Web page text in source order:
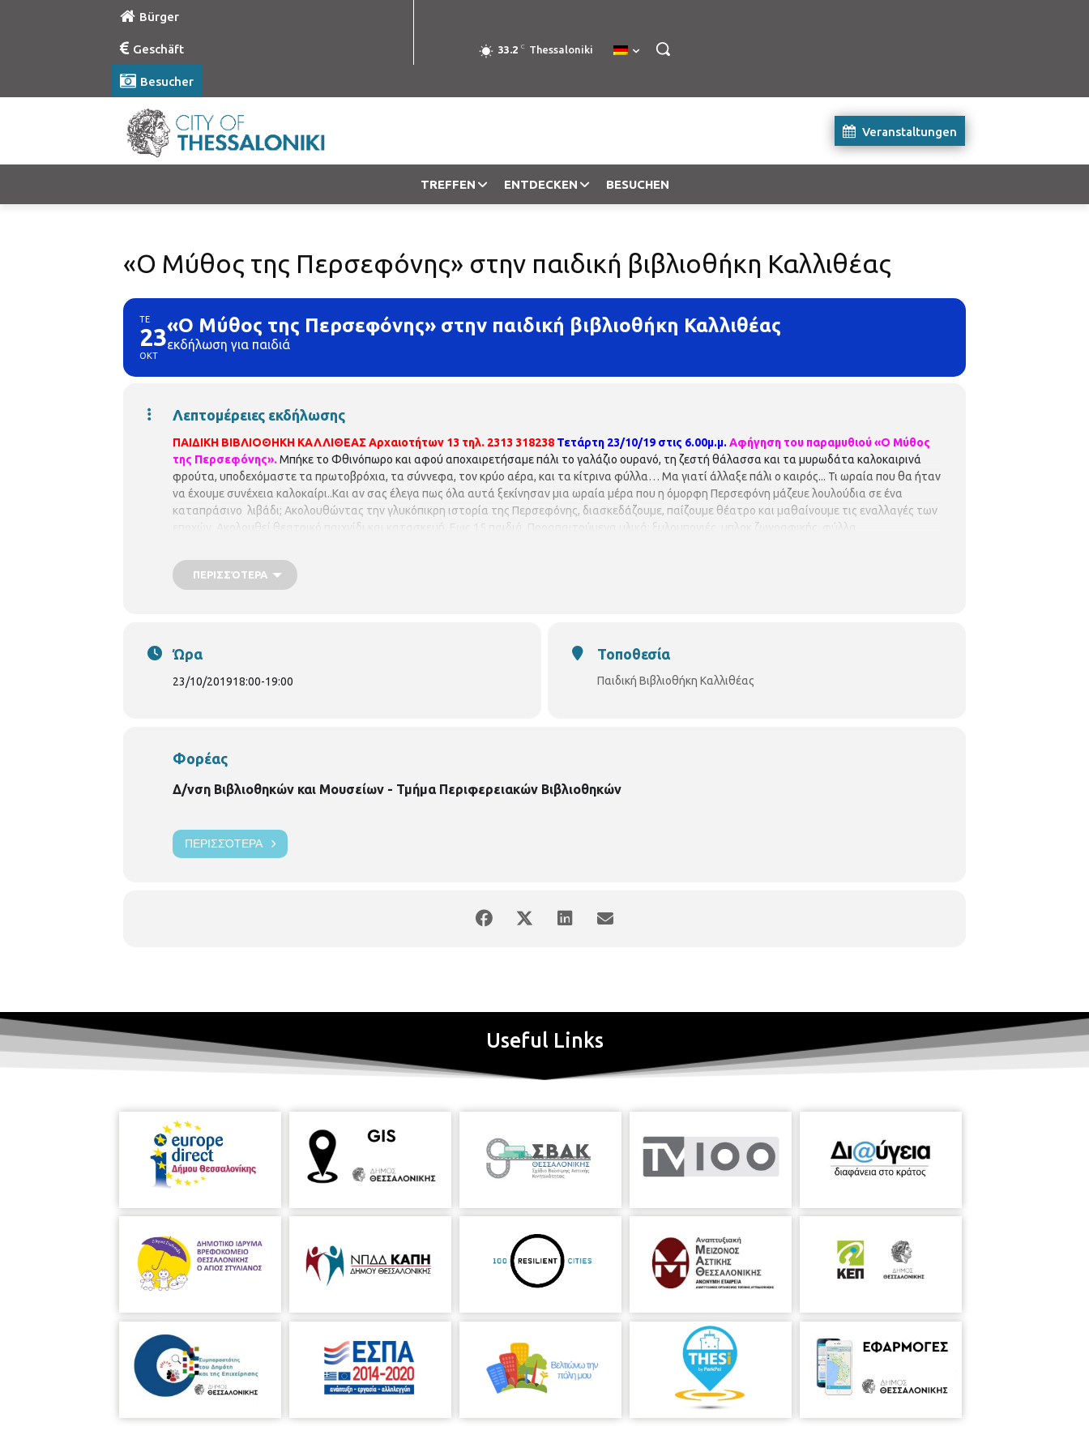
Bürger
Geschäft
Besucher
33.2 C Thessaloniki
Veranstaltungen
TREFFEN ENTDECKEN BESUCHEN
«Ο Μύθος της Περσεφόνης» στην παιδική βιβλιοθήκη Καλλιθέας
ΤΕ
23
ΟΚΤ
«Ο Μύθος της Περσεφόνης» στην παιδική βιβλιοθήκη Καλλιθέας
εκδήλωση για παιδιά
Λεπτομέρειες εκδήλωσης
ΠΑΙΔΙΚΗ ΒΙΒΛΙΟΘΗΚΗ ΚΑΛΛΙΘΕΑΣ Αρχαιοτήτων 13 τηλ. 2313 318238 Τετάρτη 23/10/19 στις 6.00μ.μ. Αφήγηση του παραμυθιού «Ο Μύθος
της Περσεφόνης». Μπήκε το Φθινόπωρο και αφού αποχαιρετήσαμε πάλι το γαλάζιο ουρανό, τη ζεστή θάλασσα και τα μυρωδάτα καλοκαιρινά
φρούτα, υποδεχόμαστε τα πρωτοβρόχια, τα σύννεφα, τον κρύο αέρα, και τα κίτρινα φύλλα… Μα γιατί άλλαξε πάλι ο καιρός... Τι ωραία που θα ήταν
να έχουμε συνέχεια καλοκαίρι..Και αν σας έλεγα πως όλα αυτά ξεκίνησαν μια ωραία μέρα που η όμορφη Περσεφόνη μάζευε λουλούδια σε ένα
καταπράσινο λιβάδι; Ακολουθώντας την γλυκόπικρη ιστορία της Περσεφόνης, διασκεδάζουμε, παίζουμε θέατρο και μαθαίνουμε τις εναλλαγές των
εποχών. Ακολουθεί θεατρικό παιχνίδι και κατασκευή. Εως 15 παιδιά. Προαπαιτούμενα υλικά: ξυλομπογιές, μπλοκ ζωγραφικής, φύλλα
ΠΕΡΙΣΣΌΤΕΡΑ
Ώρα
23/10/201918:00-19:00
Τοποθεσία
Παιδική Βιβλιοθήκη Καλλιθέας
Φορέας
Δ/νση Βιβλιοθηκών και Μουσείων - Τμήμα Περιφερειακών Βιβλιοθηκών
ΠΕΡΙΣΣΌΤΕΡΑ
Useful Links